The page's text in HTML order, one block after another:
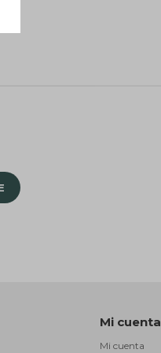
Mi cuenta
Mi cuenta